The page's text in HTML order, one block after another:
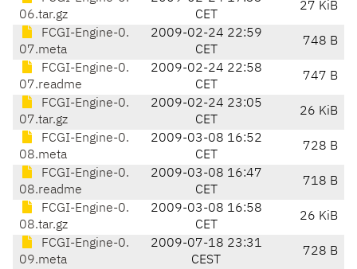
06.tar.gz
CET
27 KiB
FCGI-Engine-0.
07.meta
2009-02-24 22:59
CET
748 B
FCGI-Engine-0.
07.readme
2009-02-24 22:58
CET
747 B
FCGI-Engine-0.
07.tar.gz
2009-02-24 23:05
CET
26 KiB
FCGI-Engine-0.
08.meta
2009-03-08 16:52
CET
728 B
FCGI-Engine-0.
08.readme
2009-03-08 16:47
CET
718 B
FCGI-Engine-0.
08.tar.gz
2009-03-08 16:58
CET
26 KiB
FCGI-Engine-0.
09.meta
2009-07-18 23:31
CEST
728 B